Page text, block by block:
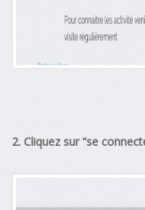
2. Cliquez sur “se